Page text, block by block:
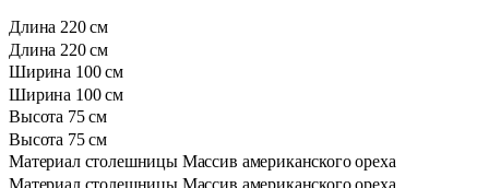
Длина 220 см
Длина 220 см
Ширина 100 см
Ширина 100 см
Высота 75 см
Высота 75 см
Материал столешницы Массив американского ореха